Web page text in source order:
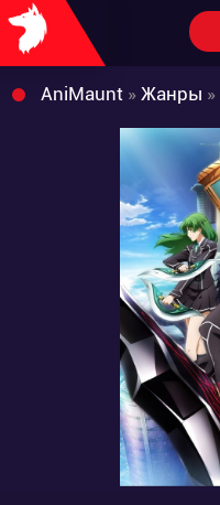
AniMaunt » Жанры »